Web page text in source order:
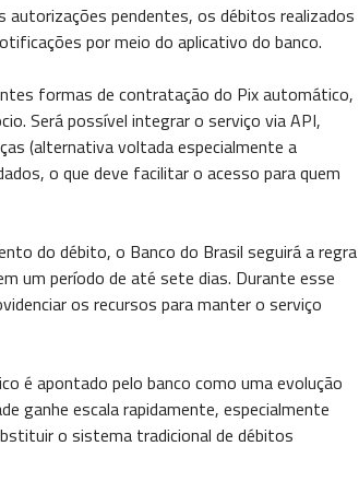
autorizações pendentes, os débitos realizados
por meio do aplicativo do banco.
formas de contratação do Pix automático,
Será possível integrar o serviço via API,
(alternativa voltada especialmente a
o que deve facilitar o acesso para quem
do débito, o Banco do Brasil seguirá a regra
um período de até sete dias. Durante esse
os recursos para manter o serviço
é apontado pelo banco como uma evolução
ganhe escala rapidamente, especialmente
o sistema tradicional de débitos